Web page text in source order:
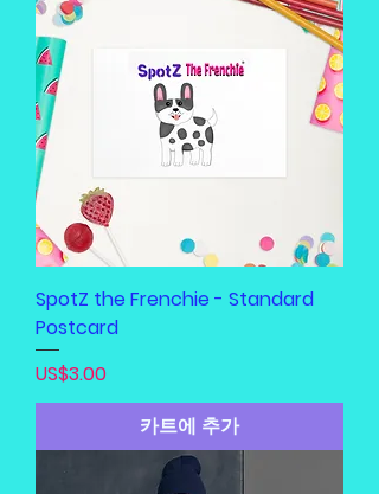
SpotZ the Frenchie - Standard
Postcard
가격
US$3.00
카트에 추가